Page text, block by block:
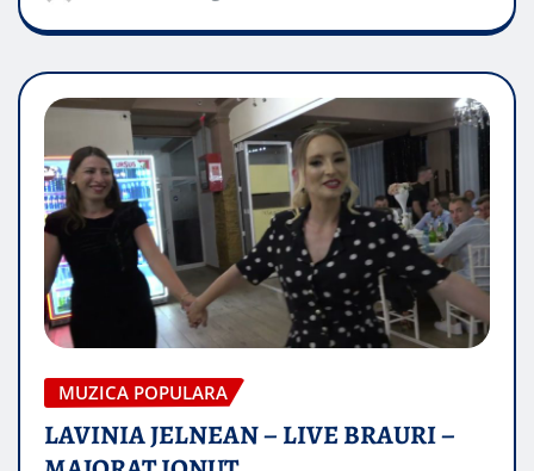
MUZICA POPULARA
LAVINIA JELNEAN – LIVE BRAURI –